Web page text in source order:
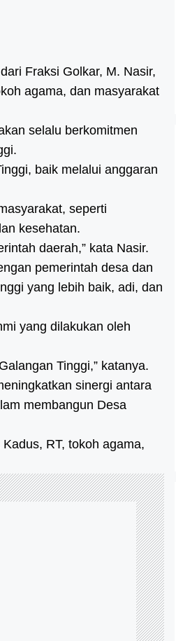
Fraksi Golkar, M. Nasir,
agama, dan masyarakat
selalu berkomitmen
baik melalui anggaran
seperti
kesehatan.
daerah,” kata Nasir.
pemerintah desa dan
yang lebih baik, adi, dan
yang dilakukan oleh
Tinggi,” katanya.
sinergi antara
membangun Desa
RT, tokoh agama,